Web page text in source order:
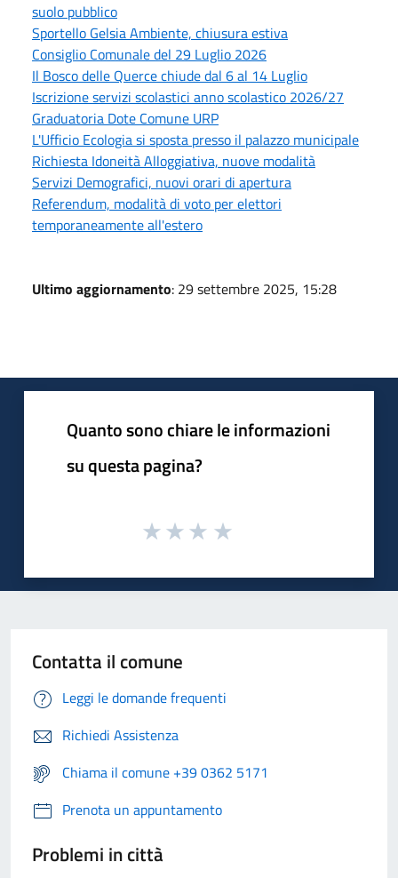
suolo pubblico
Sportello Gelsia Ambiente, chiusura estiva
Consiglio Comunale del 29 Luglio 2026
Il Bosco delle Querce chiude dal 6 al 14 Luglio
Iscrizione servizi scolastici anno scolastico 2026/27
Graduatoria Dote Comune URP
L'Ufficio Ecologia si sposta presso il palazzo municipale
Richiesta Idoneità Alloggiativa, nuove modalità
Servizi Demografici, nuovi orari di apertura
Referendum, modalità di voto per elettori
temporaneamente all'estero
Ultimo aggiornamento: 29 settembre 2025, 15:28
Quanto sono chiare le informazioni
su questa pagina?
Contatta il comune
Leggi le domande frequenti
Richiedi Assistenza
Chiama il comune +39 0362 5171
Prenota un appuntamento
Problemi in città